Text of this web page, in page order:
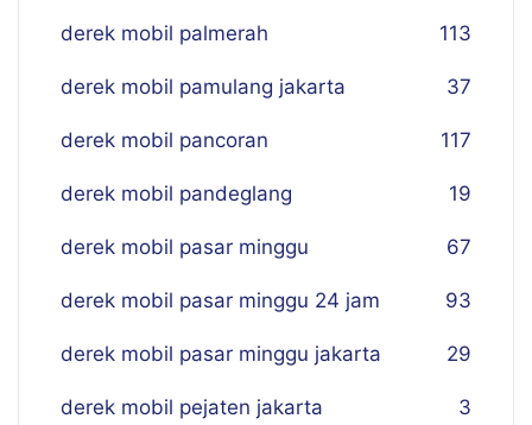
derek mobil palmerah 113
derek mobil pamulang jakarta 37
derek mobil pancoran 117
derek mobil pandeglang 19
derek mobil pasar minggu 67
derek mobil pasar minggu 24 jam 93
derek mobil pasar minggu jakarta 29
derek mobil pejaten jakarta 3